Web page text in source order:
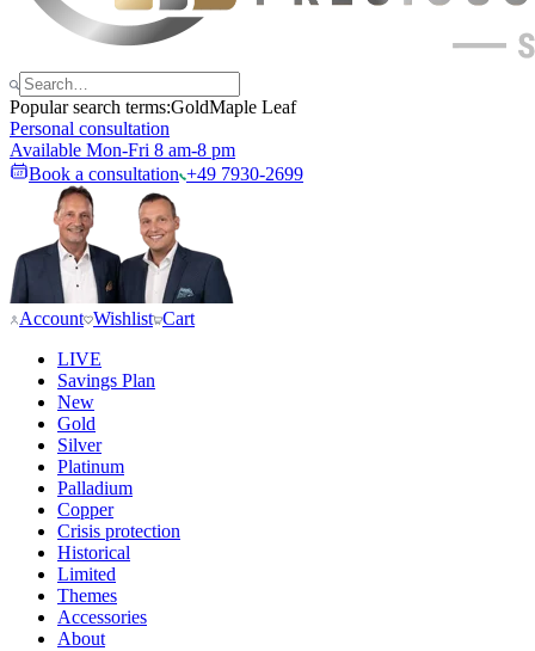
Popular search terms:GoldMaple Leaf
Personal consultation
Available Mon-Fri 8 am-8 pm
Book a consultation +49 7930-2699
Account Wishlist Cart
LIVE
Savings Plan
New
Gold
Silver
Platinum
Palladium
Copper
Crisis protection
Historical
Limited
Themes
Accessories
About